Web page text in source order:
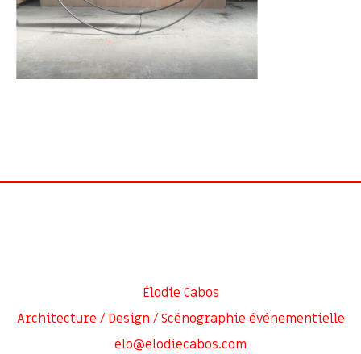
Élodie Cabos
Architecture / Design / Scénographie événementielle
elo@elodiecabos.com